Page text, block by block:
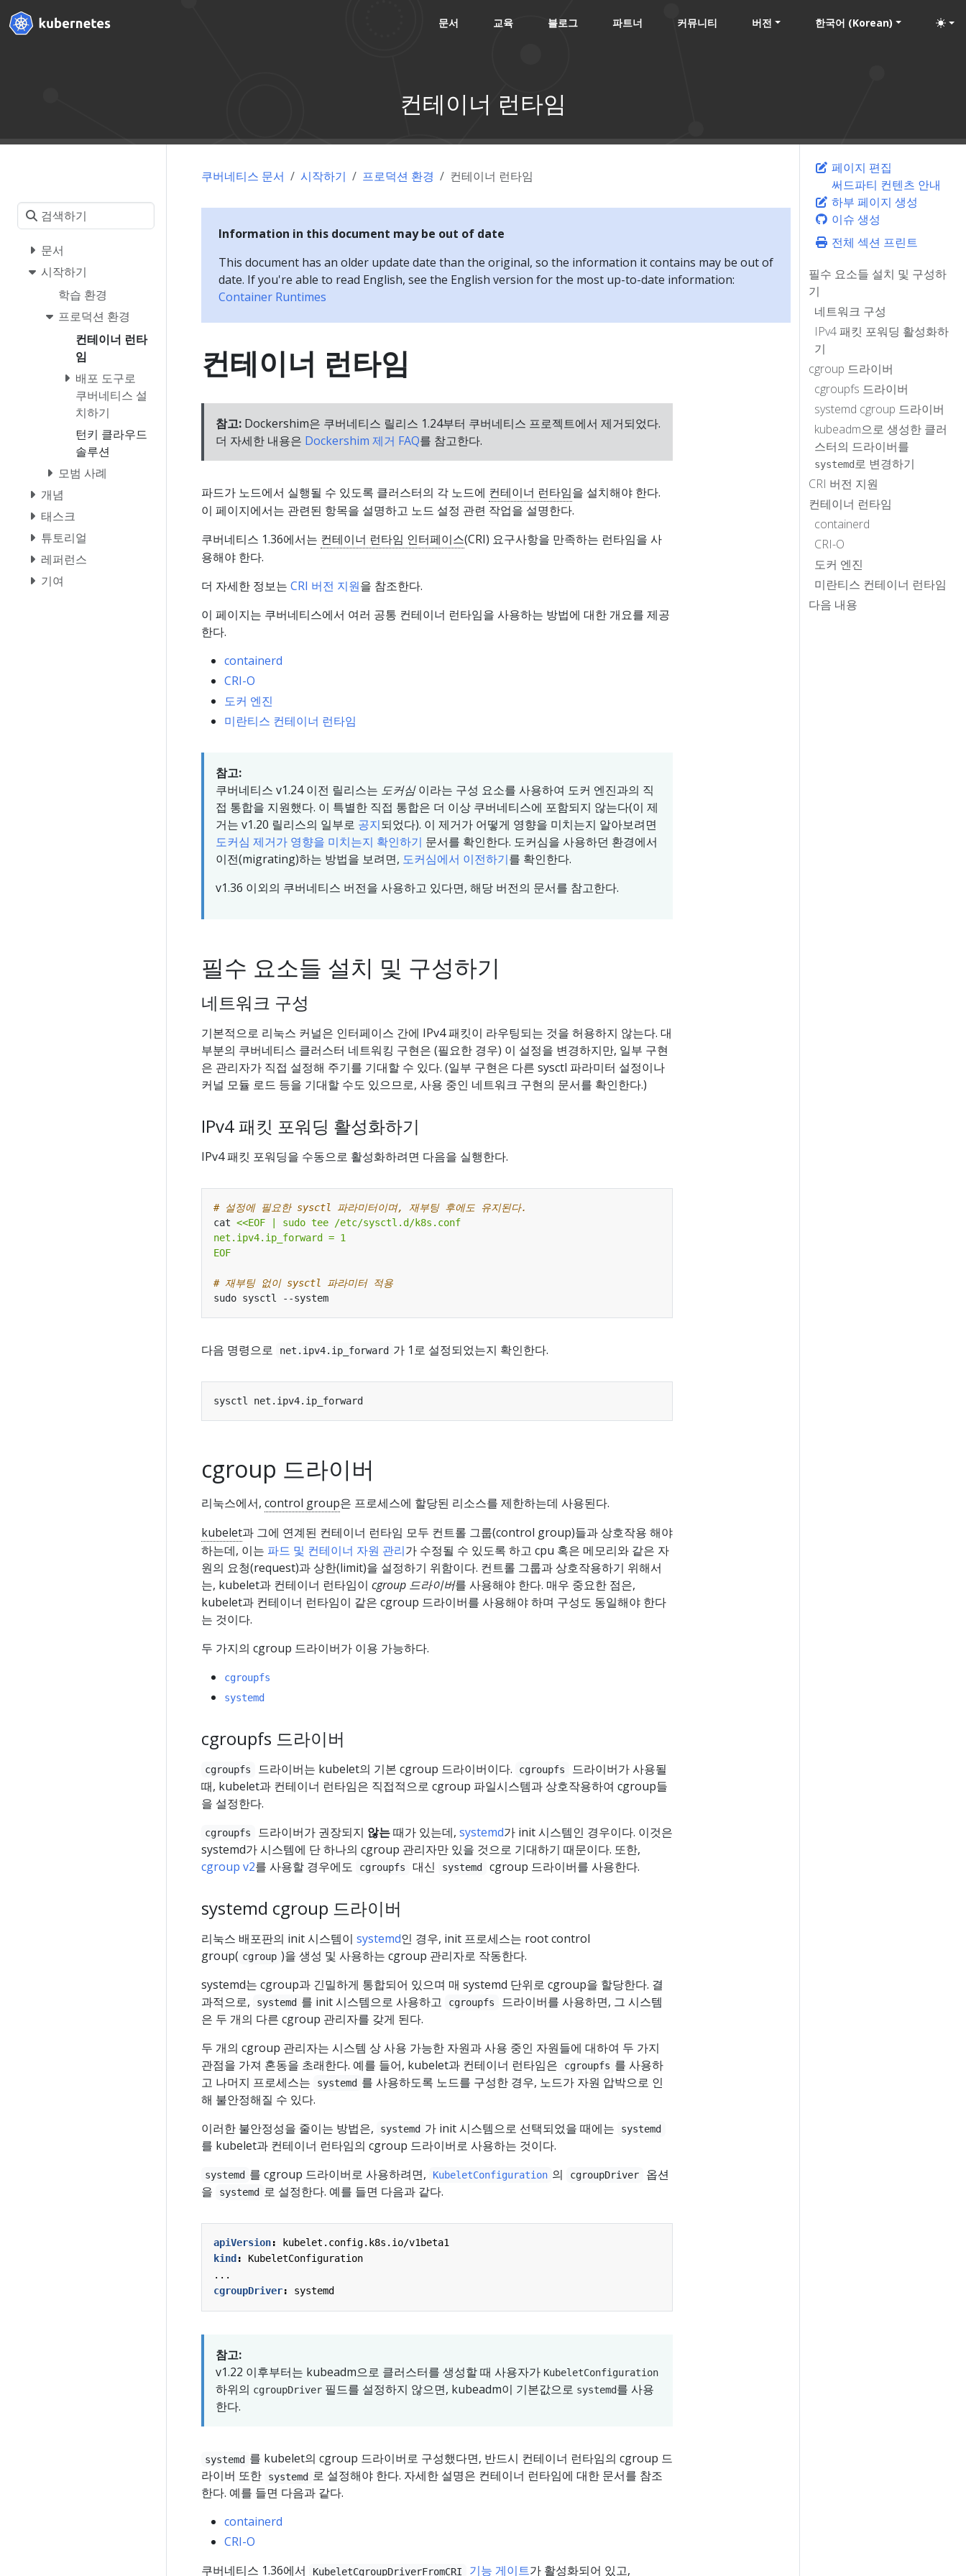
문서 교육 블로그 파트너 커뮤니티 버전 한국어 (Korean)
컨테이너 런타임
문서
시작하기
학습 환경
프로덕션 환경
컨테이너 런타
임
배포 도구로
쿠버네티스 설
치하기
턴키 클라우드
솔루션
모범 사례
개념
태스크
튜토리얼
레퍼런스
기여
페이지 편집
써드파티 컨텐츠 안내
하부 페이지 생성
이슈 생성
전체 섹션 프린트
필수 요소들 설치 및 구성하
기
네트워크 구성
IPv4 패킷 포워딩 활성화하
기
cgroup 드라이버
cgroupfs 드라이버
systemd cgroup 드라이버
kubeadm으로 생성한 클러
스터의 드라이버를
systemd로 변경하기
CRI 버전 지원
컨테이너 런타임
containerd
CRI-O
도커 엔진
미란티스 컨테이너 런타임
다음 내용
쿠버네티스 문서 시작하기 프로덕션 환경 컨테이너 런타임
Information in this document may be out of date
This document has an older update date than the original, so the information it contains may be out of
date. If you're able to read English, see the English version for the most up-to-date information:
Container Runtimes
컨테이너 런타임
참고: Dockershim은 쿠버네티스 릴리스 1.24부터 쿠버네티스 프로젝트에서 제거되었다.
더 자세한 내용은 Dockershim 제거 FAQ를 참고한다.
파드가 노드에서 실행될 수 있도록 클러스터의 각 노드에 컨테이너 런타임을 설치해야 한다.
이 페이지에서는 관련된 항목을 설명하고 노드 설정 관련 작업을 설명한다.
쿠버네티스 1.36에서는 컨테이너 런타임 인터페이스(CRI) 요구사항을 만족하는 런타임을 사
용해야 한다.
더 자세한 정보는 CRI 버전 지원을 참조한다.
이 페이지는 쿠버네티스에서 여러 공통 컨테이너 런타임을 사용하는 방법에 대한 개요를 제공
한다.
containerd
CRI-O
도커 엔진
미란티스 컨테이너 런타임
참고:
쿠버네티스 v1.24 이전 릴리스는 도커심이라는 구성 요소를 사용하여 도커 엔진과의 직
접 통합을 지원했다. 이 특별한 직접 통합은 더 이상 쿠버네티스에 포함되지 않는다(이 제
거는 v1.20 릴리스의 일부로 공지되었다). 이 제거가 어떻게 영향을 미치는지 알아보려면
도커심 제거가 영향을 미치는지 확인하기 문서를 확인한다. 도커심을 사용하던 환경에서
이전(migrating)하는 방법을 보려면, 도커심에서 이전하기를 확인한다.
v1.36 이외의 쿠버네티스 버전을 사용하고 있다면, 해당 버전의 문서를 참고한다.
필수 요소들 설치 및 구성하기
네트워크 구성
기본적으로 리눅스 커널은 인터페이스 간에 IPv4 패킷이 라우팅되는 것을 허용하지 않는다. 대
부분의 쿠버네티스 클러스터 네트워킹 구현은 (필요한 경우) 이 설정을 변경하지만, 일부 구현
은 관리자가 직접 설정해 주기를 기대할 수 있다. (일부 구현은 다른 sysctl 파라미터 설정이나
커널 모듈 로드 등을 기대할 수도 있으므로, 사용 중인 네트워크 구현의 문서를 확인한다.)
IPv4 패킷 포워딩 활성화하기
IPv4 패킷 포워딩을 수동으로 활성화하려면 다음을 실행한다.
# 설정에 필요한 sysctl 파라미터이며, 재부팅 후에도 유지된다.
cat
EOF
# 재부팅 없이 sysctl 파라미터 적용
다음 명령으로 net.ipv4.ip_forward 가 1로 설정되었는지 확인한다.
cgroup 드라이버
리눅스에서, control group은 프로세스에 할당된 리소스를 제한하는데 사용된다.
kubelet과 그에 연계된 컨테이너 런타임 모두 컨트롤 그룹(control group)들과 상호작용 해야
하는데, 이는 파드 및 컨테이너 자원 관리가 수정될 수 있도록 하고 cpu 혹은 메모리와 같은 자
원의 요청(request)과 상한(limit)을 설정하기 위함이다. 컨트롤 그룹과 상호작용하기 위해서
는, kubelet과 컨테이너 런타임이 cgroup 드라이버를 사용해야 한다. 매우 중요한 점은,
kubelet과 컨테이너 런타임이 같은 cgroup 드라이버를 사용해야 하며 구성도 동일해야 한다
는 것이다.
두 가지의 cgroup 드라이버가 이용 가능하다.
cgroupfs
systemd
cgroupfs 드라이버
cgroupfs 드라이버는 kubelet의 기본 cgroup 드라이버이다. cgroupfs
드라이버가 사용될
때, kubelet과 컨테이너 런타임은 직접적으로 cgroup 파일시스템과 상호작용하여 cgroup들
을 설정한다.
cgroupfs 드라이버가 권장되지 않는때가 있는데, systemd가 init 시스템인 경우이다. 이것은
systemd가 시스템에 단 하나의 cgroup 관리자만 있을 것으로 기대하기 때문이다. 또한,
cgroup v2를 사용할 경우에도 cgroupfs 대신 systemd cgroup 드라이버를 사용한다.
systemd cgroup 드라이버
리눅스 배포판의 init 시스템이 systemd인 경우, init 프로세스는 root control
group( cgroup )을 생성 및 사용하는 cgroup 관리자로 작동한다.
systemd는 cgroup과 긴밀하게 통합되어 있으며 매 systemd 단위로 cgroup을 할당한다. 결
과적으로,
systemd 를 init 시스템으로 사용하고 cgroupfs
드라이버를 사용하면, 그 시스템
은 두 개의 다른 cgroup 관리자를 갖게 된다.
두 개의 cgroup 관리자는 시스템 상 사용 가능한 자원과 사용 중인 자원들에 대하여 두 가지
관점을 가져 혼동을 초래한다. 예를 들어, kubelet과 컨테이너 런타임은
cgroupfs 를 사용하
고 나머지 프로세스는
systemd 를 사용하도록 노드를 구성한 경우, 노드가 자원 압박으로 인
해 불안정해질 수 있다.
이러한 불안정성을 줄이는 방법은,
systemd 가 init 시스템으로 선택되었을 때에는 systemd
를 kubelet과 컨테이너 런타임의 cgroup 드라이버로 사용하는 것이다.
systemd 를 cgroup 드라이버로 사용하려면, KubeletConfiguration 의 cgroupDriver
옵션
을
systemd 로 설정한다. 예를 들면 다음과 같다.
apiVersion:
kubelet.config.k8s.io/v1beta1
kind :
KubeletConfiguration
...
cgroupDriver: systemd
참고:
v1.22 이후부터는 kubeadm으로 클러스터를 생성할 때 사용자가 KubeletConfiguration
하위의 cgroupDriver 필드를 설정하지 않으면, kubeadm이 기본값으로 systemd를 사용
한다.
systemd 를 kubelet의 cgroup 드라이버로 구성했다면, 반드시 컨테이너 런타임의 cgroup 드
라이버 또한
systemd 로 설정해야 한다. 자세한 설명은 컨테이너 런타임에 대한 문서를 참조
한다. 예를 들면 다음과 같다.
containerd
CRI-O
쿠버네티스 1.36에서
KubeletCgroupDriverFromCRI 기능 게이트가 활성화되어 있고,